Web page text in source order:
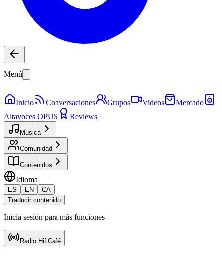
Menú
Inicio Conversaciones Grupos Videos
Mercado
Altavoces OPUS
Reviews
Música
Comunidad
Contenidos
Idioma
ES EN
CA
Traducir contenido
Inicia sesión para más funciones
Radio HifiCafé